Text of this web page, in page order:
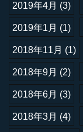
2019年4月 (3)
2019年1月 (1)
2018年11月 (1)
2018年9月 (2)
2018年6月 (3)
2018年3月 (4)